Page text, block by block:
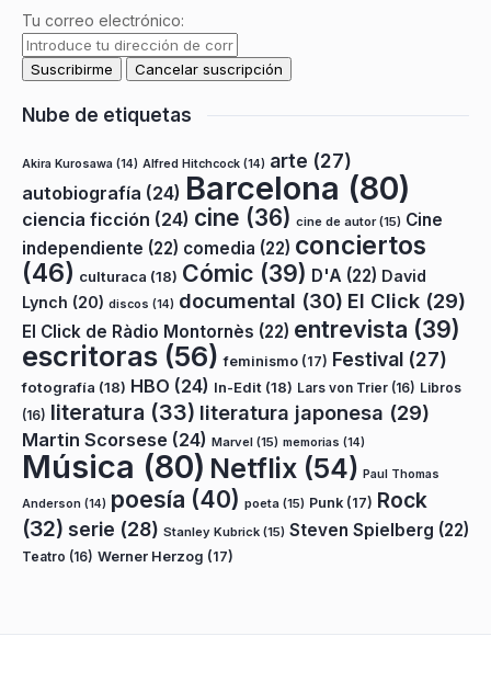
Tu correo electrónico:
Nube de etiquetas
Akira Kurosawa (14) Alfred Hitchcock (14) arte (27)
autobiografía (24) Barcelona (80)
ciencia ficción (24) cine (36) cine de autor(15) Cine
independiente (22) comedia (22) conciertos
(46) culturaca (18) Cómic (39) D'A (22) David
Lynch (20) discos (14) documental (30) El Click (29)
El Click de Ràdio Montornès (22) entrevista (39)
escritoras (56) feminismo (17) Festival (27)
fotografía (18) HBO (24) In-Edit (18) Lars von Trier (16) Libros
(16) literatura (33) literatura japonesa (29)
Martin Scorsese (24) Marvel (15) memorias (14)
Música (80) Netflix (54) Paul Thomas
Anderson (14) poesía (40) poeta (15) Punk (17) Rock
(32) serie (28) Stanley Kubrick (15) Steven Spielberg (22)
Teatro (16) Werner Herzog (17)